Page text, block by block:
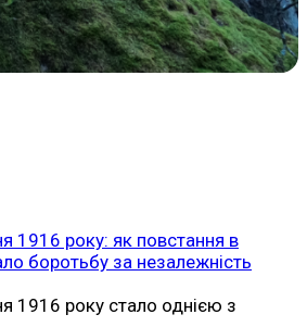
1916 року: як повстання в
боротьбу за незалежність
1916 року стало однією з